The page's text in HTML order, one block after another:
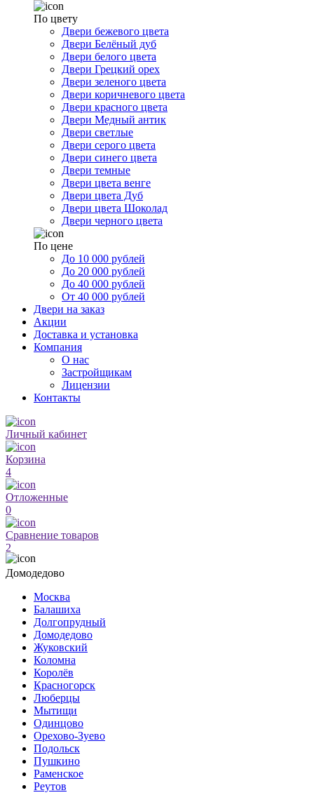
По цвету
Двери бежевого цвета
Двери Белёный дуб
Двери белого цвета
Двери Грецкий орех
Двери зеленого цвета
Двери коричневого цвета
Двери красного цвета
Двери Медный антик
Двери светлые
Двери серого цвета
Двери синего цвета
Двери темные
Двери цвета венге
Двери цвета Дуб
Двери цвета Шоколад
Двери черного цвета
По цене
До 10 000 рублей
До 20 000 рублей
До 40 000 рублей
От 40 000 рублей
Двери на заказ
Акции
Доставка и установка
Компания
О нас
Застройщикам
Лицензии
Контакты
Личный кабинет
Корзина
4
Отложенные
0
Сравнение товаров
2
Домодедово
Москва
Балашиха
Долгопрудный
Домодедово
Жуковский
Коломна
Королёв
Красногорск
Люберцы
Мытищи
Одинцово
Орехово-Зуево
Подольск
Пушкино
Раменское
Реутов